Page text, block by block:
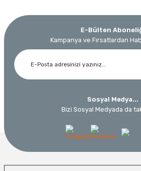
E-Bülten
Kampanya ve Fırsatlardan
Sosyal Medya...
Bizi Sosyal Medyada da